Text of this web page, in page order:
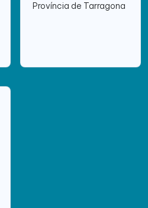
Província de Tarragona